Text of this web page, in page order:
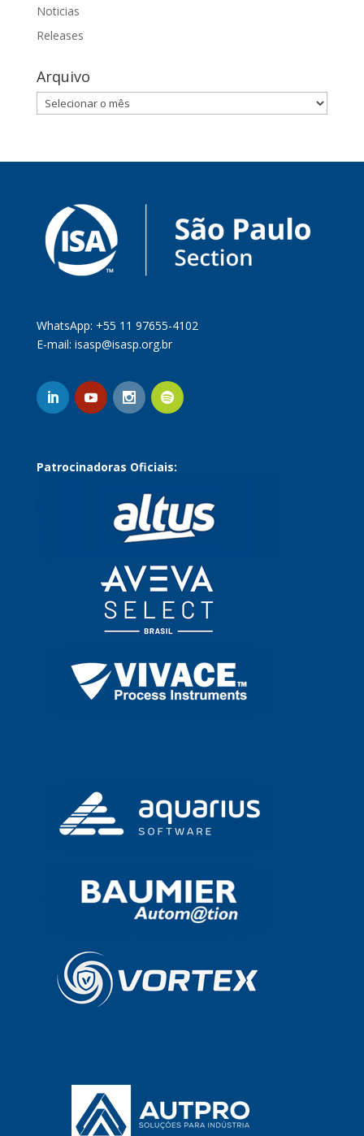
Noticias
Releases
Arquivo
Arquivo
WhatsApp: +55 11 97655-4102
E-mail: isasp@isasp.org.br
Patrocinadoras Oficiais: